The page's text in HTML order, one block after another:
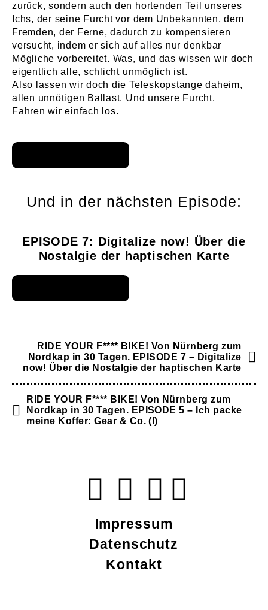
zurück, sondern auch den hortenden Teil unseres
Ichs, der seine Furcht vor dem Unbekannten, dem
Fremden, der Ferne, dadurch zu kompensieren
versucht, indem er sich auf alles nur denkbar
Mögliche vorbereitet. Was, und das wissen wir doch
eigentlich alle, schlicht unmöglich ist.
Also lassen wir doch die Teleskopstange daheim,
allen unnötigen Ballast. Und unsere Furcht.
Fahren wir einfach los.
Und in der nächsten Episode:
EPISODE 7: Digitalize now! Über die
Nostalgie der haptischen Karte
RIDE YOUR F**** BIKE! Von Nürnberg zum
Nordkap in 30 Tagen. EPISODE 7 – Digitalize
now! Über die Nostalgie der haptischen Karte
RIDE YOUR F**** BIKE! Von Nürnberg zum
Nordkap in 30 Tagen. EPISODE 5 – Ich packe
meine Koffer: Gear & Co. (I)
Impressum
Datenschutz
Kontakt